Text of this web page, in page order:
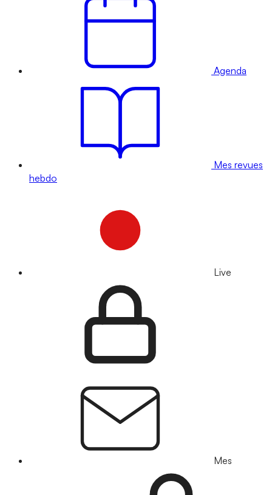
Agenda
Mes revues
hebdo
Live
Mes